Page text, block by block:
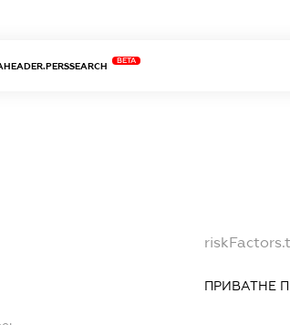
BETA
ПРИВАТНЕ